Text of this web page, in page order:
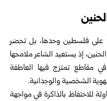
على فلسطين وحدها، بل تحضر
إذ يستعيد الشاعر ملامحها
في مقاطع تمتزج فيها العاطفة
الشخصية والوجدانية.
للاحتفاظ بالذاكرة في مواجهة